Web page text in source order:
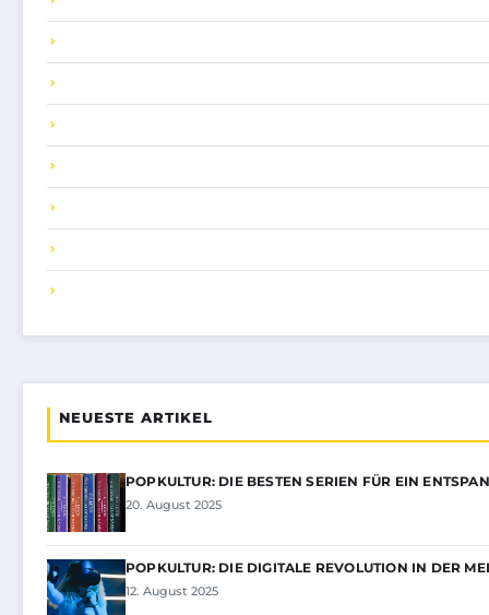
NEUESTE ARTIKEL
POPKULTUR: DIE BESTEN SERIEN FÜR EIN
20. August 2025
POPKULTUR: DIE DIGITALE REVOLUTION IN DER
12. August 2025